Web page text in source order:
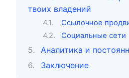
твоих владений
Ссылочное
Социальные сети
Аналитика и
Заключение